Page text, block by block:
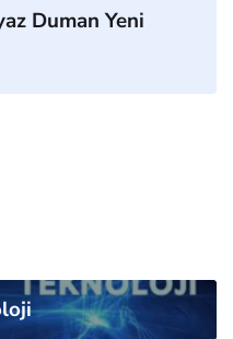
Duman Yeni